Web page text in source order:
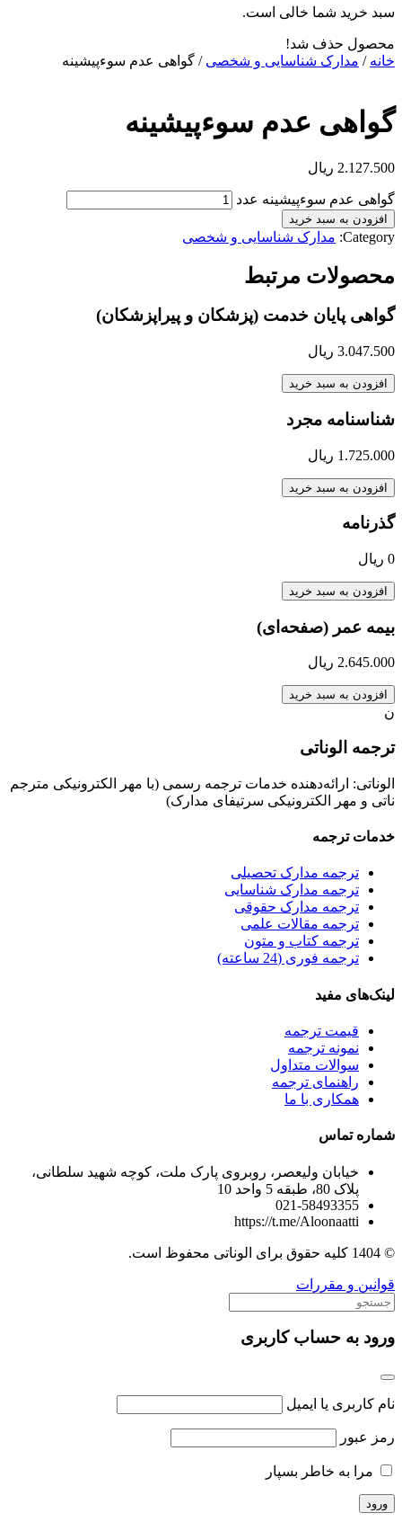
سبد خرید شما خالی است.
محصول حذف شد!
خانه / مدارک شناسایی و شخصی / گواهی عدم سوء‌پیشینه
گواهی عدم سوء‌پیشینه
2.127.500 ریال
گواهی عدم سوء‌پیشینه عدد
افزودن به سبد خرید
Category: مدارک شناسایی و شخصی
محصولات مرتبط
گواهی پایان خدمت (پزشکان و پیراپزشکان)
3.047.500 ریال
افزودن به سبد خرید
شناسنامه مجرد
1.725.000 ریال
افزودن به سبد خرید
گذرنامه
0 ریال
افزودن به سبد خرید
بیمه عمر (صفحه‌ای)
2.645.000 ریال
افزودن به سبد خرید
ن
ترجمه الوناتی
الوناتی: ارائه‌دهنده خدمات ترجمه رسمی (با مهر الکترونیکی مترجم
ناتی و مهر الکترونیکی سرتیفای مدارک)
خدمات ترجمه
ترجمه مدارک تحصیلی
ترجمه مدارک شناسایی
ترجمه مدارک حقوقی
ترجمه مقالات علمی
ترجمه کتاب و متون
ترجمه فوری (24 ساعته)
لینک‌های مفید
قیمت ترجمه
نمونه ترجمه
سوالات متداول
راهنمای ترجمه
همکاری با ما
شماره تماس
خیابان ولیعصر، روبروی پارک ملت، کوچه شهید سلطانی،
پلاک 80، طبقه 5 واحد 10
021-58493355
https://t.me/Aloonaatti
© 1404 کلیه حقوق برای الوناتی محفوظ است.
قوانین و مقررات
ورود به حساب کاربری
نام کاربری یا ایمیل
رمز عبور
مرا به خاطر بسپار